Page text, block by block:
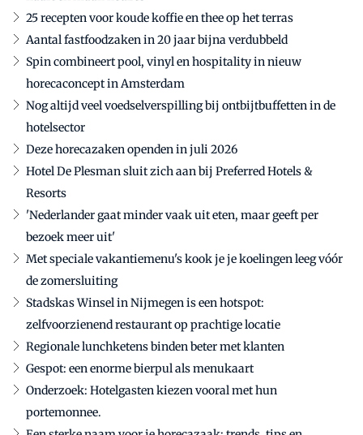
25 recepten voor koude koffie en thee op het terras
Aantal fastfoodzaken in 20 jaar bijna verdubbeld
Spin combineert pool, vinyl en hospitality in nieuw
horecaconcept in Amsterdam
Nog altijd veel voedselverspilling bij ontbijtbuffetten in de
hotelsector
Deze horecazaken openden in juli 2026
Hotel De Plesman sluit zich aan bij Preferred Hotels &
Resorts
'Nederlander gaat minder vaak uit eten, maar geeft per
bezoek meer uit'
Met speciale vakantiemenu's kook je je koelingen leeg vóór
de zomersluiting
Stadskas Winsel in Nijmegen is een hotspot:
zelfvoorzienend restaurant op prachtige locatie
Regionale lunchketens binden beter met klanten
Gespot: een enorme bierpul als menukaart
Onderzoek: Hotelgasten kiezen vooral met hun
portemonnee.